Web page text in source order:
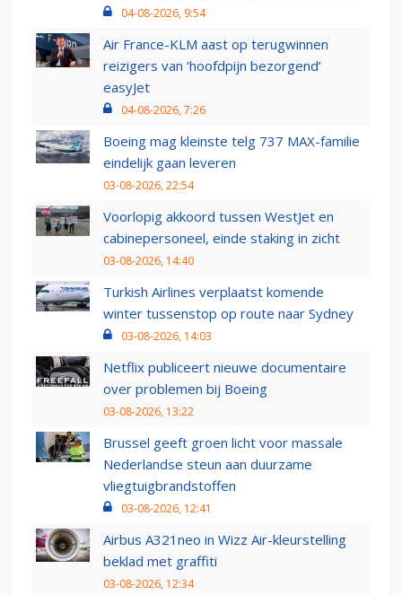
04-08-2026, 9:54
Air France-KLM aast op terugwinnen
reizigers van ‘hoofdpijn bezorgend’
easyJet
04-08-2026, 7:26
Boeing mag kleinste telg 737 MAX-familie
eindelijk gaan leveren
03-08-2026, 22:54
Voorlopig akkoord tussen WestJet en
cabinepersoneel, einde staking in zicht
03-08-2026, 14:40
Turkish Airlines verplaatst komende
winter tussenstop op route naar Sydney
03-08-2026, 14:03
Netflix publiceert nieuwe documentaire
over problemen bij Boeing
03-08-2026, 13:22
Brussel geeft groen licht voor massale
Nederlandse steun aan duurzame
vliegtuigbrandstoffen
03-08-2026, 12:41
Airbus A321neo in Wizz Air-kleurstelling
beklad met graffiti
03-08-2026, 12:34